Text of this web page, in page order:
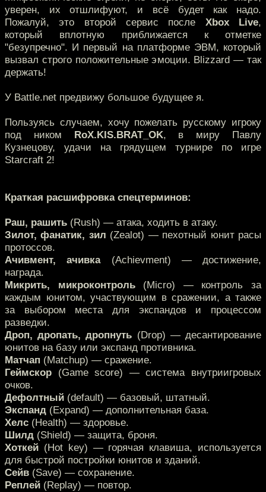
уверен, их отшлифуют, и всё будет как надо.
Пожалуй, это второй сервис после Xbox Live,
который вплотную приближается к отметке
"безупречно". И первый на платформе ЭВМ, который
вызвал строго положительные эмоции. Blizzard — так
держать!
У Battle.net предвижу большое будущее я.
Пользуясь случаем, хочу пожелать русскому игроку
под ником RoX.KIS.BRAT_OK, в миру Павлу
Кузнецову, удачи на грядущем турнире по игре
Starcraft 2!
Краткая расшифровка спецтерминов:
Раш, рашить (Rush) — атака, ходить в атаку.
Зилот, фанатик, зил (Zealot) — пехотный юнит расы
протоссов.
Ачивмент, ачивка(Achievment) — достижение,
награда.
Микрить, микроконтроль(Micro) — контроль за
каждым юнитом, участвующим в сражении, а также
за выбором места для экспандов и процессом
разведки.
Дроп, дропать, дропнуть (Drop) — десантирование
юнитов на базу или экспанд противника.
Матчап (Matchup) — сражение.
Геймскор (Game score) — система внутриигровых
очков.
Дефолтный (default) — базовый, штатный.
Экспанд (Expand) — дополнительная база.
Хелс (Health) — здоровье.
Шилд (Shield) — защита, броня.
Хоткей (Hot key) — горячая клавиша, используется
для быстрой постройки юнитов и зданий.
Сейв (Save) — сохранение.
Реплей (Replay) — повтор.